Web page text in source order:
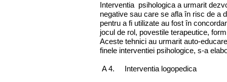
Interventia psihologica a urmarit
negative sau care se afla în risc de a
pentru a fi utilizate au fost în
jocul de rol, povestile terapeutice,
Aceste tehnici au urmarit auto-
finele interventiei psihologice, s-a
A 4. Interventia logopedica